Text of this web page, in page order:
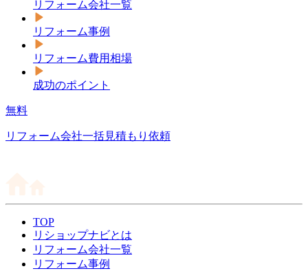
リフォーム会社一覧
リフォーム事例
リフォーム費用相場
成功のポイント
無料
リフォーム会社一括見積もり依頼
TOP
リショップナビとは
リフォーム会社一覧
リフォーム事例